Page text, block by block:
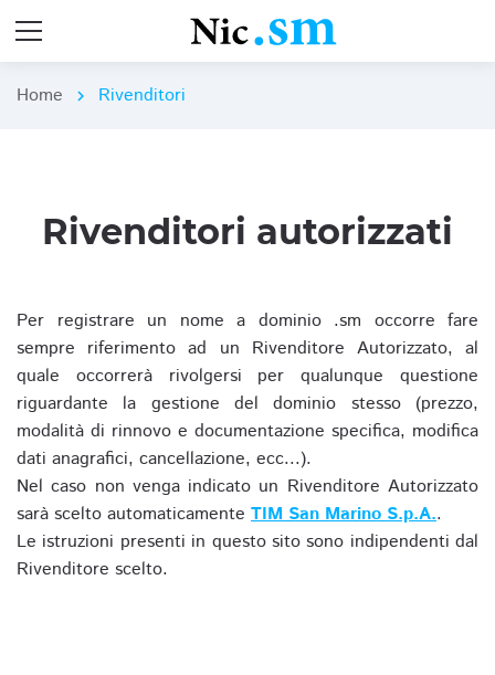
Home chevron_right Rivenditori
Rivenditori autorizzati
Per registrare un nome a dominio .sm occorre fare
sempre riferimento ad un Rivenditore Autorizzato, al
quale occorrerà rivolgersi per qualunque questione
riguardante la gestione del dominio stesso (prezzo,
modalità di rinnovo e documentazione specifica, modifica
dati anagrafici, cancellazione, ecc...).
Nel caso non venga indicato un Rivenditore Autorizzato
sarà scelto automaticamente TIM San Marino S.p.A..
Le istruzioni presenti in questo sito sono indipendenti dal
Rivenditore scelto.